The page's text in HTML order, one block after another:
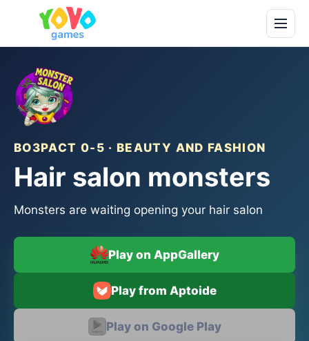
ВОЗРАСТ 0-5 · BEAUTY AND FASHION
Hair salon monsters
Monsters are waiting opening your hair salon
Play on AppGallery
Play from Aptoide
Play on Google Play